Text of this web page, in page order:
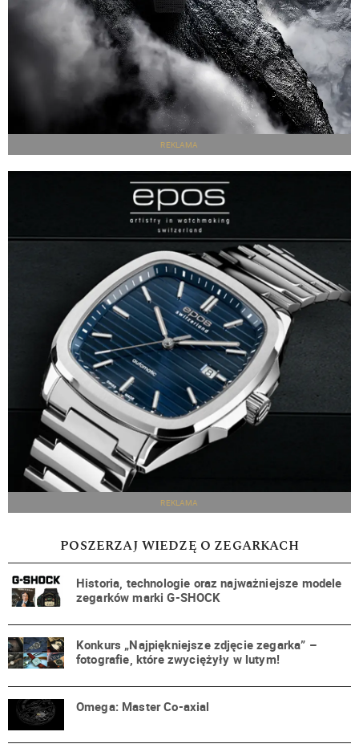
REKLAMA
REKLAMA
POSZERZAJ WIEDZĘ O ZEGARKACH
Historia, technologie oraz najważniejsze modele
zegarków marki G-SHOCK
Konkurs „Najpiękniejsze zdjęcie zegarka” –
fotografie, które zwyciężyły w lutym!
Omega: Master Co-axial